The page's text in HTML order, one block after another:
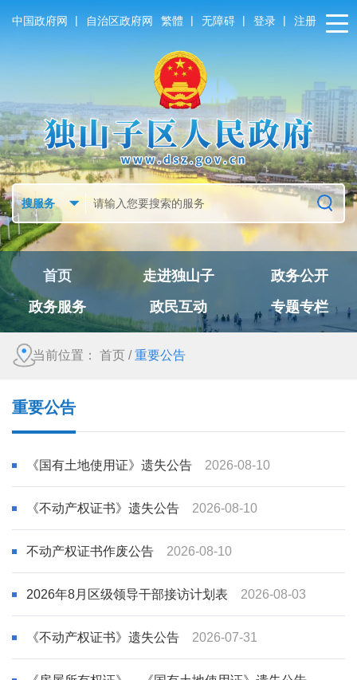
中国政府网 | 自治区政府网 繁體 | 无障碍 | 登录 | 注册
首页 走进独山子
政务公开
政务服务
政民互动 专题专栏
当前位置： 首页 /重要公告
重要公告
《国有土地使用证》遗失公告 2026-08-10
《不动产权证书》遗失公告 2026-08-10
不动产权证书作废公告 2026-08-10
2026年8月区级领导干部接访计划表 2026-08-03
《不动产权证书》遗失公告 2026-07-31